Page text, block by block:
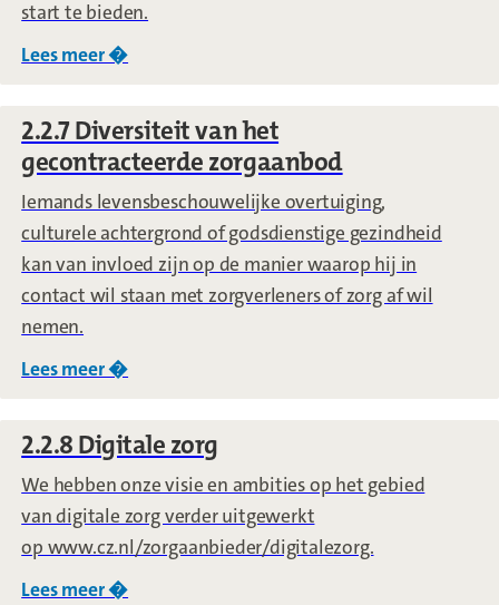
start te bieden.
Lees meer �
2.2.7 Diversiteit van het
gecontracteerde zorgaanbod
Iemands levensbeschouwelijke overtuiging,
culturele achtergrond of godsdienstige gezindheid
kan van invloed zijn op de manier waarop hij in
contact wil staan met zorgverleners of zorg af wil
nemen.
Lees meer �
2.2.8 Digitale zorg
We hebben onze visie en ambities op het gebied
van digitale zorg verder uitgewerkt
op www.cz.nl/zorgaanbieder/digitalezorg.
Lees meer �